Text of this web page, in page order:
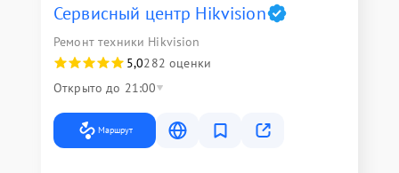
Сервисный центр Hikvision
Ремонт техники Hikvision
5,0282 оценки
Открыто до 21:00
Маршрут